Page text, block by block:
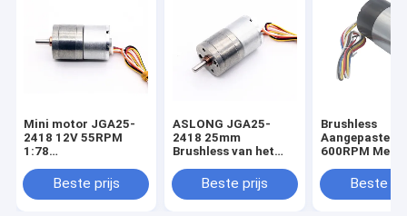
Mini motor JGA25-
2418 12V 55RPM
1:78
Kleine motor 12v24v
hoge snelheid
Beste prijs
ASLONG JGA25-
2418 25mm
Brushless van het
van de
Verminderingsmotor
Beste prijs
Brushless
Aangepaste
600RPM Met
gelijkstroom
24V met
Beste